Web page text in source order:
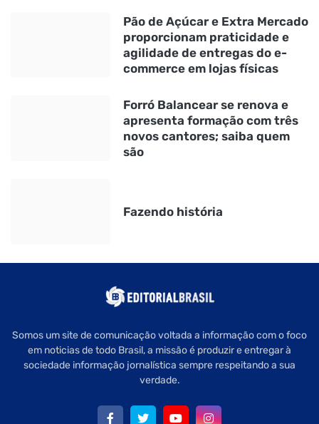
Pão de Açúcar e Extra Mercado
proporcionam praticidade e
agilidade de entregas do e-
commerce em lojas físicas
Forró Balancear se renova e
apresenta formação com três
novos cantores; saiba quem
são
Fazendo história
Somos um site de comunicação voltada a informação com o foco
em noticias de todo Brasil, a missão é produzir e entregar à
sociedade informação jornalística sempre respeitando a sua
verdade.